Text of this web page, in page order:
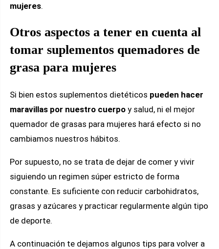
mujeres.
Otros aspectos a tener en cuenta al
tomar suplementos quemadores de
grasa para mujeres
Si bien estos suplementos dietéticos pueden hacer
maravillas por nuestro cuerpo y salud, ni el mejor
quemador de grasas para mujeres hará efecto si no
cambiamos nuestros hábitos.
Por supuesto, no se trata de dejar de comer y vivir
siguiendo un regimen súper estricto de forma
constante. Es suficiente con reducir carbohidratos,
grasas y azúcares y practicar regularmente algún tipo
de deporte.
A continuación te dejamos algunos tips para volver a